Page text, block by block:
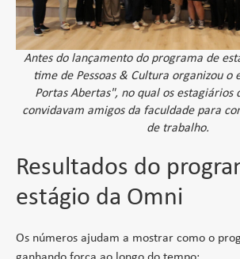
Antes do lançamento do programa de
time de Pessoas & Cultura organizou o
Portas Abertas", no qual os estagiários
convidavam amigos da faculdade para
de trabalho.
Resultados do
estágio da Omni
Os números ajudam a mostrar como o